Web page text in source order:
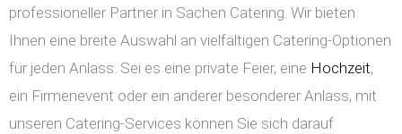
professioneller Partner in Sachen Catering. Wir bieten
Ihnen eine breite Auswahl an vielfältigen Catering-Optionen
für jeden Anlass. Sei es eine private Feier, eine Hochzeit,
ein Firmenevent oder ein anderer besonderer Anlass, mit
unseren Catering-Services können Sie sich darauf